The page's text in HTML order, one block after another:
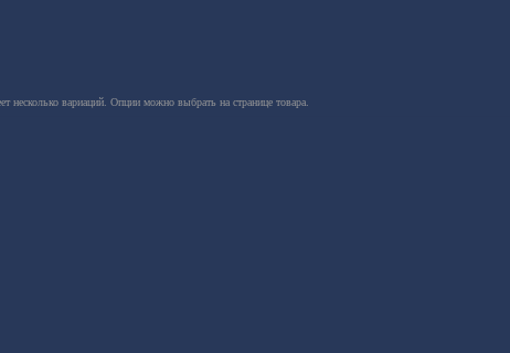
несколько вариаций. Опции можно выбрать на странице товара.